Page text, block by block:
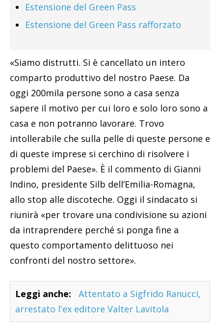
Estensione del Green Pass
Estensione del Green Pass rafforzato
«Siamo distrutti. Si è cancellato un intero
comparto produttivo del nostro Paese. Da
oggi 200mila persone sono a casa senza
sapere il motivo per cui loro e solo loro sono a
casa e non potranno lavorare. Trovo
intollerabile che sulla pelle di queste persone e
di queste imprese si cerchino di risolvere i
problemi del Paese». È il commento di Gianni
Indino, presidente Silb dell’Emilia-Romagna,
allo stop alle discoteche. Oggi il sindacato si
riunirà «per trovare una condivisione su azioni
da intraprendere perché si ponga fine a
questo comportamento delittuoso nei
confronti del nostro settore».
Leggi anche:
Attentato a Sigfrido Ranucci,
arrestato l'ex editore Valter Lavitola